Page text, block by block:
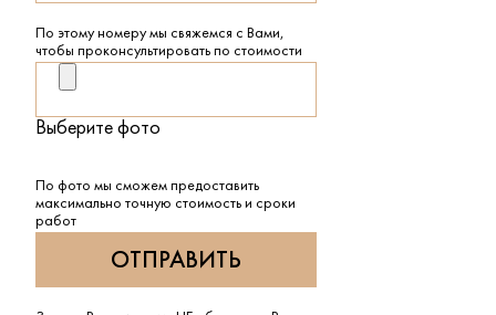
По этому номеру мы свяжемся с Вами,
чтобы проконсультировать по стоимости
Выберите фото
По фото мы сможем предоставить
максимально точную стоимость и сроки
работ